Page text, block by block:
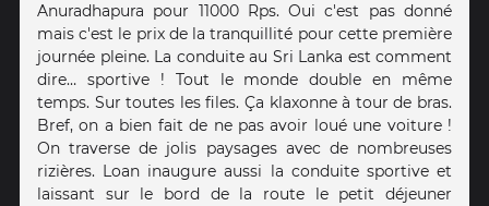
Anuradhapura pour 11000 Rps. Oui c'est pas donné
mais c'est le prix de la tranquillité pour cette première
journée pleine. La conduite au Sri Lanka est comment
dire… sportive ! Tout le monde double en même
temps. Sur toutes les files. Ça klaxonne à tour de bras.
Bref, on a bien fait de ne pas avoir loué une voiture !
On traverse de jolis paysages avec de nombreuses
rizières. Loan inaugure aussi la conduite sportive et
laissant sur le bord de la route le petit déjeuner